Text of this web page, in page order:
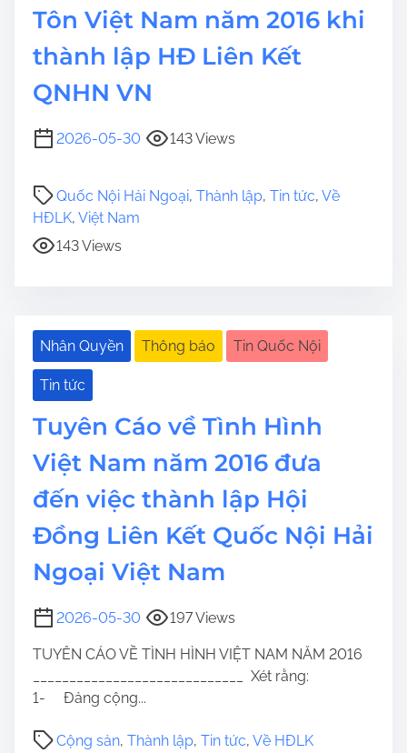
Tôn Việt Nam năm 2016 khi
thành lập HĐ Liên Kết
QNHN VN
2026-05-30 143 Views
Quốc Nội Hải Ngoại, Thành lập, Tin tức, Về
HĐLK, Việt Nam
143 Views
Nhân Quyền Thông báo Tin Quốc Nội
Tin tức
Tuyên Cáo về Tình Hình
Việt Nam năm 2016 đưa
đến việc thành lập Hội
Đồng Liên Kết Quốc Nội Hải
Ngoại Việt Nam
2026-05-30 197 Views
TUYÊN CÁO VỀ TÌNH HÌNH VIỆT NAM NĂM 2016
_____________________________ Xét rằng:
1- Đảng cộng...
Cộng sản, Thành lập, Tin tức, Về HĐLK